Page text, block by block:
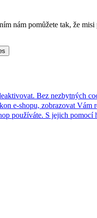
nám pomůžete tak, že
Bez nezbytných
e-shopu, zobrazovat
používáte. S jejich pomocí